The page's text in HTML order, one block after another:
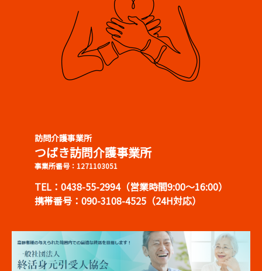
訪問介護事業所
つばき訪問介護事業所
事業所番号：1271103051
TEL：0438-55-2994（営業時間9:00～16:00）
携帯番号：090-3108-4525（24H対応）